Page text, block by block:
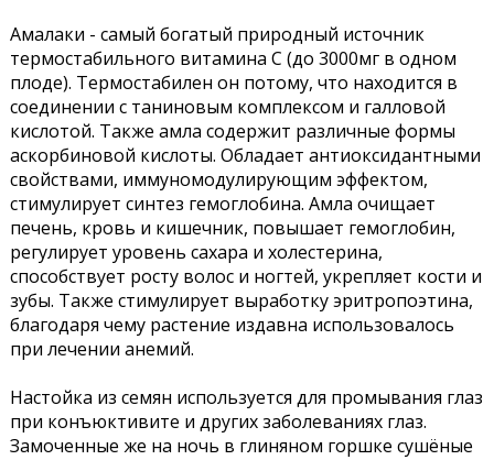
Амалаки - самый богатый природный источник
термостабильного витамина С (до 3000мг в одном
плоде). Термостабилен он потому, что находится в
соединении с таниновым комплексом и галловой
кислотой. Также амла содержит различные формы
аскорбиновой кислоты. Обладает антиоксидантными
свойствами, иммуномодулирующим эффектом,
стимулирует синтез гемоглобина. Амла очищает
печень, кровь и кишечник, повышает гемоглобин,
регулирует уровень сахара и холестерина,
способствует росту волос и ногтей, укрепляет кости и
зубы. Также стимулирует выработку эритропоэтина,
благодаря чему растение издавна использовалось
при лечении анемий.
Настойка из семян используется для промывания глаз
при конъюктивите и других заболеваниях глаз.
Замоченные же на ночь в глиняном горшке сушёные